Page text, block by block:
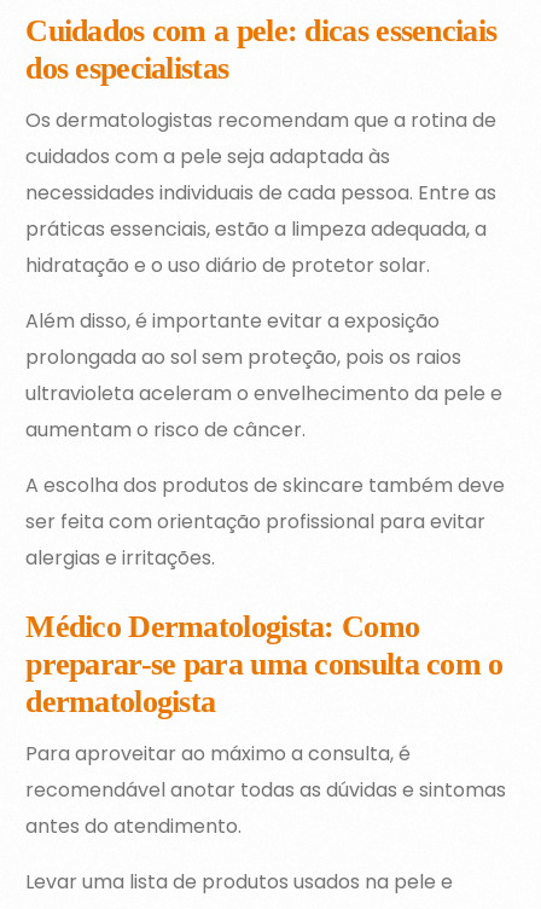
Cuidados com a pele: dicas essenciais
dos especialistas
Os dermatologistas recomendam que a rotina de
cuidados com a pele seja adaptada às
necessidades individuais de cada pessoa. Entre as
práticas essenciais, estão a limpeza adequada, a
hidratação e o uso diário de protetor solar.
Além disso, é importante evitar a exposição
prolongada ao sol sem proteção, pois os raios
ultravioleta aceleram o envelhecimento da pele e
aumentam o risco de câncer.
A escolha dos produtos de skincare também deve
ser feita com orientação profissional para evitar
alergias e irritações.
Médico Dermatologista: Como
preparar-se para uma consulta com o
dermatologista
Para aproveitar ao máximo a consulta, é
recomendável anotar todas as dúvidas e sintomas
antes do atendimento.
Levar uma lista de produtos usados na pele e